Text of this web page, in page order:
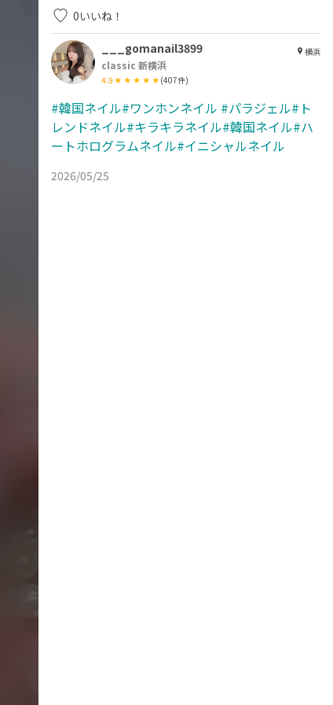
0いいね！
___gomanail3899
classic 新横浜
4.9 (407件)
横浜
#韓国ネイル#ワンホンネイル #パラジェル#ト
レンドネイル#キラキラネイル#韓国ネイル#ハ
ートホログラムネイル#イニシャルネイル
2026/05/25